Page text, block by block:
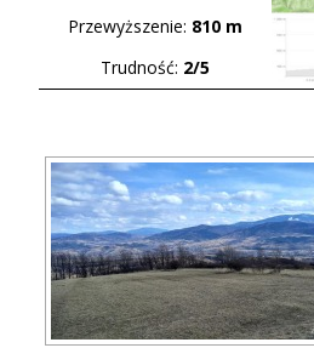
Przewyższenie: 810 m
Trudność: 2/5